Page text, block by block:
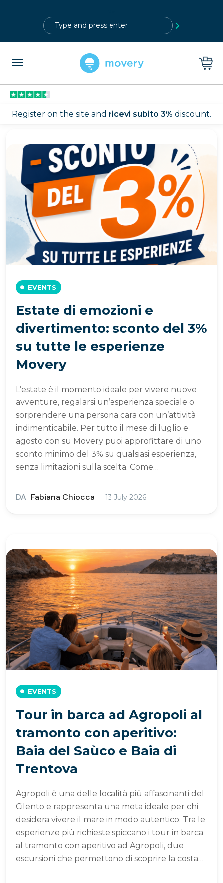
Register on the site and ricevi subito 3% discount.
EVENTS
Estate di emozioni e
divertimento: sconto del 3%
su tutte le esperienze
Movery
L’estate è il momento ideale per vivere nuove
avventure, regalarsi un’esperienza speciale o
sorprendere una persona cara con un’attività
indimenticabile. Per tutto il mese di luglio e
agosto con su Movery puoi approfittare di uno
sconto minimo del 3% su qualsiasi esperienza,
senza limitazioni sulla scelta. Come…
DA Fabiana Chiocca 13 July 2026
EVENTS
Tour in barca ad Agropoli al
tramonto con aperitivo:
Baia del Saùco e Baia di
Trentova
Agropoli è una delle località più affascinanti del
Cilento e rappresenta una meta ideale per chi
desidera vivere il mare in modo autentico. Tra le
esperienze più richieste spiccano i tour in barca
al tramonto con aperitivo ad Agropoli, due
escursioni che permettono di scoprire la costa…